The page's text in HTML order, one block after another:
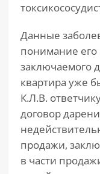
Данные
понимание
заключаемого
квартира уже
К.Л.В.
договор
продажи,
в части